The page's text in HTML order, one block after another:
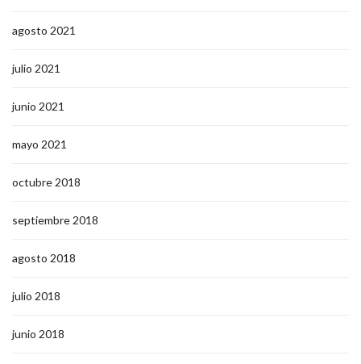
agosto 2021
julio 2021
junio 2021
mayo 2021
octubre 2018
septiembre 2018
agosto 2018
julio 2018
junio 2018